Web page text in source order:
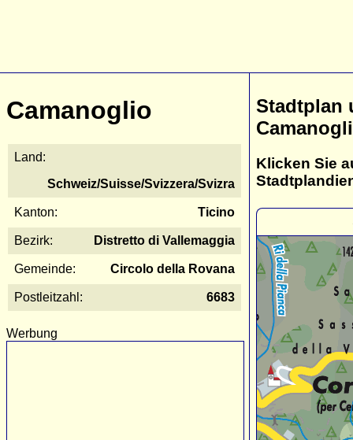
Camanoglio
Land:
Schweiz/Suisse/Svizzera/Svizra
Kanton: Ticino
Bezirk: Distretto di Vallemaggia
Gemeinde: Circolo della Rovana
Postleitzahl: 6683
Werbung
Stadtplan
Klicken Sie